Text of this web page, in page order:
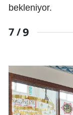
bekleniyor.
7 /9